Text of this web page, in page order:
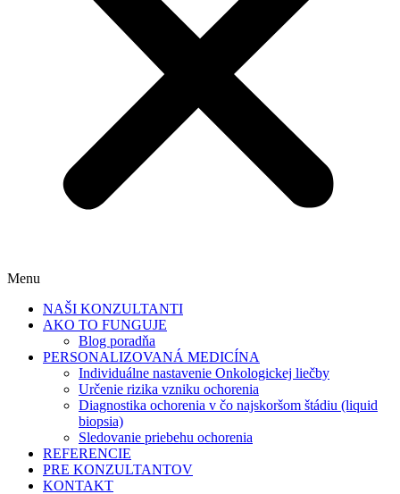
Menu
NAŠI KONZULTANTI
AKO TO FUNGUJE
Blog poradňa
PERSONALIZOVANÁ MEDICÍNA
Individuálne nastavenie Onkologickej liečby
Určenie rizika vzniku ochorenia
Diagnostika ochorenia v čo najskoršom štádiu (liquid
biopsia)
Sledovanie priebehu ochorenia
REFERENCIE
PRE KONZULTANTOV
KONTAKT